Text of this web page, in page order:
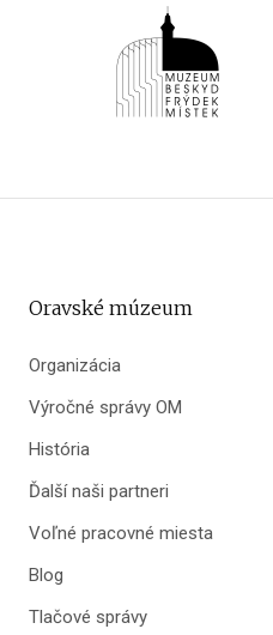
Oravské múzeum
Organizácia
Výročné správy OM
História
Ďalší naši partneri
Voľné pracovné miesta
Blog
Tlačové správy